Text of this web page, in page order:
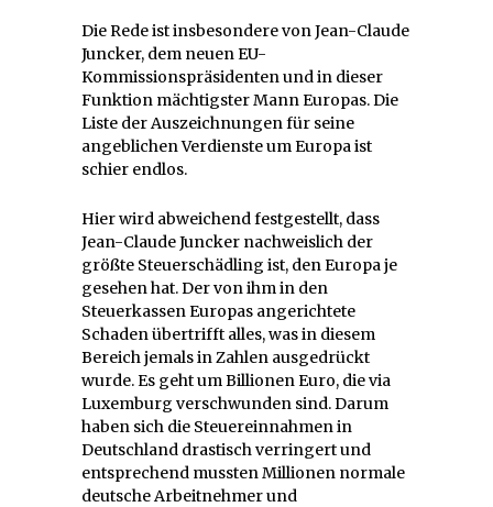
Die Rede ist insbesondere von Jean-Claude
Juncker, dem neuen EU-
Kommissionspräsidenten und in dieser
Funktion mächtigster Mann Europas. Die
Liste der Auszeichnungen für seine
angeblichen Verdienste um Europa ist
schier endlos.
Hier wird abweichend festgestellt, dass
Jean-Claude Juncker nachweislich der
größte Steuerschädling ist, den Europa je
gesehen hat. Der von ihm in den
Steuerkassen Europas angerichtete
Schaden übertrifft alles, was in diesem
Bereich jemals in Zahlen ausgedrückt
wurde. Es geht um Billionen Euro, die via
Luxemburg verschwunden sind. Darum
haben sich die Steuereinnahmen in
Deutschland drastisch verringert und
entsprechend mussten Millionen normale
deutsche Arbeitnehmer und